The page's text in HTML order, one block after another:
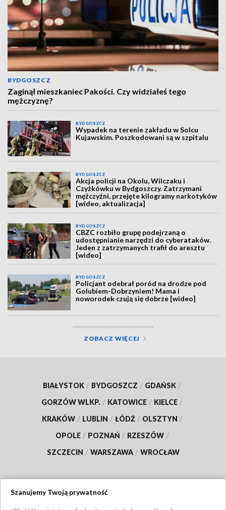
BYDGOSZCZ
Zaginął mieszkaniec Pakości. Czy widziałeś tego
mężczyznę?
BYDGOSZCZ
Wypadek na terenie zakładu w Solcu
Kujawskim. Poszkodowani są w szpitalu
BYDGOSZCZ
Akcja policji na Okolu, Wilczaku i
Czyżkówku w Bydgoszczy. Zatrzymani
mężczyźni, przejęte kilogramy narkotyków
[wideo, aktualizacja]
BYDGOSZCZ
CBZC rozbiło grupę podejrzaną o
udostępnianie narzędzi do cyberataków.
Jeden z zatrzymanych trafił do aresztu
[wideo]
BYDGOSZCZ
Policjant odebrał poród na drodze pod
Golubiem-Dobrzyniem! Mama i
noworodek czują się dobrze [wideo]
ZOBACZ WIĘCEJ
BIAŁYSTOK / BYDGOSZCZ / GDAŃSK /
GORZÓW WLKP. / KATOWICE / KIELCE /
KRAKÓW / LUBLIN / ŁÓDŹ / OLSZTYN /
OPOLE / POZNAŃ / RZESZÓW /
SZCZECIN / WARSZAWA / WROCŁAW
Szanujemy Twoją prywatność